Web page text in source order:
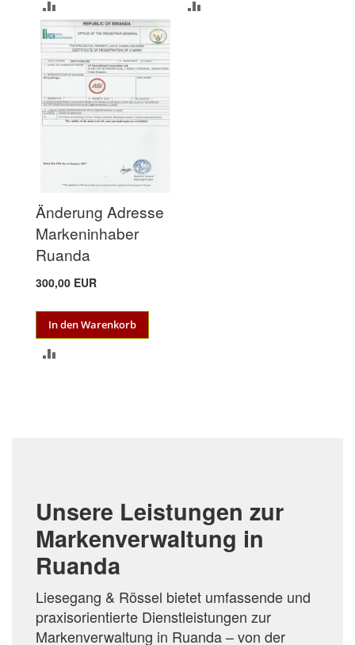
VERGLEICHSLISTE
HINZUFÜGEN
Änderung Adresse
Markeninhaber
Ruanda
300,00 EUR
In den Warenkorb
Unsere Leistungen zur
Markenverwaltung in
Ruanda
Liesegang & Rössel bietet umfassende und
praxisorientierte Dienstleistungen zur
Markenverwaltung in Ruanda – von der